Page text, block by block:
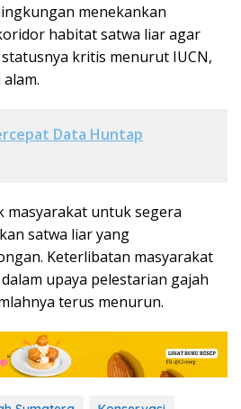
menekankan
habitat satwa liar agar
kritis menurut IUCN,
Data Huntap
masyarakat untuk segera
satwa liar yang
Keterlibatan masyarakat
upaya pelestarian gajah
terus menurun.